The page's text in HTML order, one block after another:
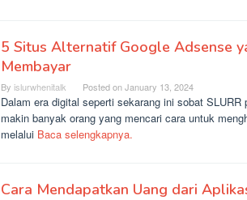
5 Situs Alternatif Google Adsense
Membayar
By islurwhenitalk Posted onJanuary 13, 2024
Dalam era digital seperti sekarang ini sobat SLURR
makin banyak orang yang mencari cara untuk
melalui Baca selengkapnya.
Cara Mendapatkan Uang dari